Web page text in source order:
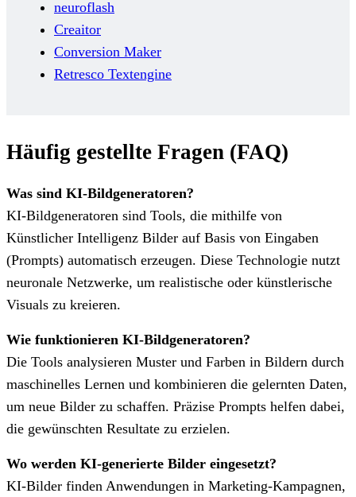
neuroflash
Creaitor
Conversion Maker
Retresco Textengine
Häufig gestellte Fragen (FAQ)
Was sind KI-Bildgeneratoren?
KI-Bildgeneratoren sind Tools, die mithilfe von
Künstlicher Intelligenz Bilder auf Basis von Eingaben
(Prompts) automatisch erzeugen. Diese Technologie nutzt
neuronale Netzwerke, um realistische oder künstlerische
Visuals zu kreieren.
Wie funktionieren KI-Bildgeneratoren?
Die Tools analysieren Muster und Farben in Bildern durch
maschinelles Lernen und kombinieren die gelernten Daten,
um neue Bilder zu schaffen. Präzise Prompts helfen dabei,
die gewünschten Resultate zu erzielen.
Wo werden KI-generierte Bilder eingesetzt?
KI-Bilder finden Anwendungen in Marketing-Kampagnen,